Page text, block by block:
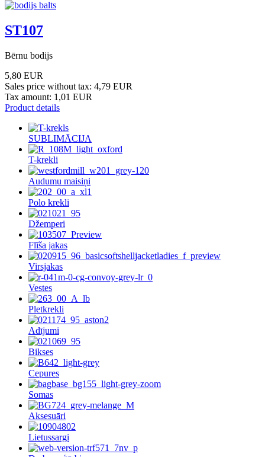
ST107
Bērnu bodijs
5,80 EUR
Sales price without tax: 4,79 EUR
Tax amount: 1,01 EUR
Product details
SUBLIMĀCIJA
T-krekli
Audumu maisiņi
Polo krekli
Džemperi
Flīša jakas
Virsjakas
Vestes
Pletkrekli
Adījumi
Bikses
Cepures
Somas
Aksesuāri
Lietussargi